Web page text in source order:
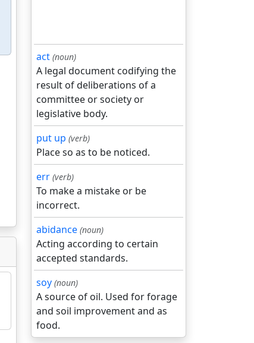
act (noun)
A legal document codifying the
result of deliberations of a
committee or society or
legislative body.
put up (verb)
Place so as to be noticed.
err (verb)
To make a mistake or be
incorrect.
abidance (noun)
Acting according to certain
accepted standards.
soy (noun)
A source of oil. Used for forage
and soil improvement and as
food.